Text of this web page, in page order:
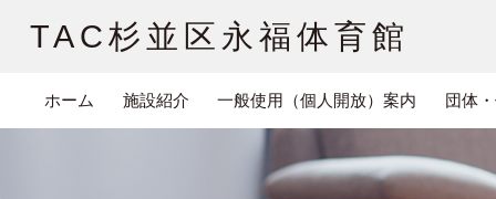
TAC杉並区永福体育館
ホーム 施設紹介 一般使用（個人開放）案内 団体